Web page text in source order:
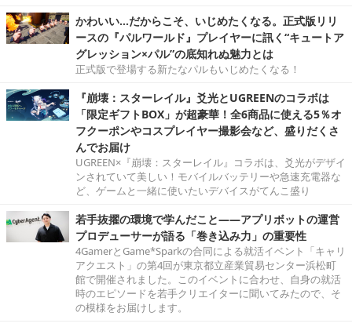
かわいい…だからこそ、いじめたくなる。正式版リリ
ースの『パルワールド』プレイヤーに訊く“キュートア
グレッション×パル”の底知れぬ魅力とは
正式版で登場する新たなパルもいじめたくなる！
『崩壊：スターレイル』爻光とUGREENのコラボは
「限定ギフトBOX」が超豪華！全6商品に使える5％オ
フクーポンやコスプレイヤー撮影会など、盛りだくさ
んでお届け
UGREEN×『崩壊：スターレイル』コラボは、爻光がデザイ
ンされていて美しい！モバイルバッテリーや急速充電器な
ど、ゲームと一緒に使いたいデバイスがてんこ盛り
若手抜擢の環境で学んだこと――アプリボットの運営
プロデューサーが語る「巻き込み力」の重要性
4GamerとGame*Sparkの合同による就活イベント「キャリ
アクエスト」の第4回が東京都立産業貿易センター浜松町
館で開催されました。このイベントに合わせ、自身の就活
時のエピソードを若手クリエイターに聞いてみたので、そ
の模様をお届けします。